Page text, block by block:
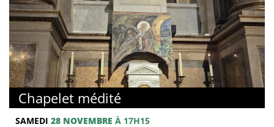
Chapelet médité
SAMEDI 28 NOVEMBRE À 17H15